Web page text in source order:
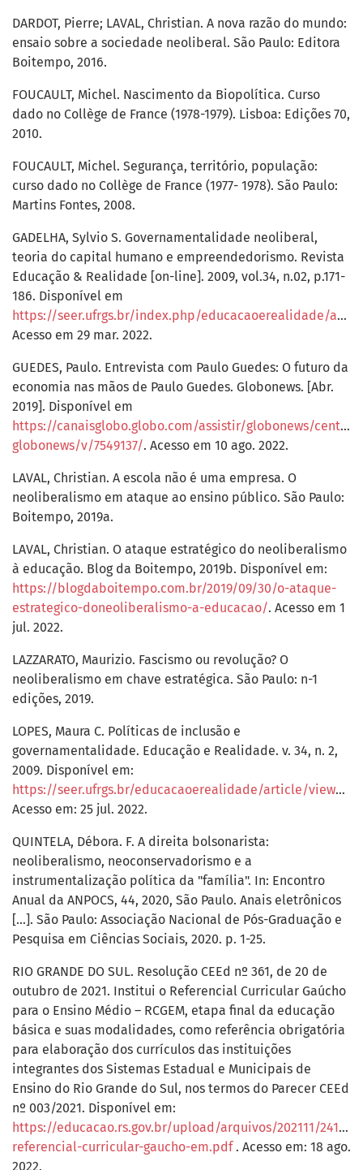
DARDOT, Pierre; LAVAL, Christian. A nova razão do mundo:
ensaio sobre a sociedade neoliberal. São Paulo: Editora
Boitempo, 2016.
FOUCAULT, Michel. Nascimento da Biopolítica. Curso
dado no Collège de France (1978-1979). Lisboa: Edições 70,
2010.
FOUCAULT, Michel. Segurança, território, população:
curso dado no Collège de France (1977- 1978). São Paulo:
Martins Fontes, 2008.
GADELHA, Sylvio S. Governamentalidade neoliberal,
teoria do capital humano e empreendedorismo. Revista
Educação & Realidade [on-line]. 2009, vol.34, n.02, p.171-
186. Disponível em
https://seer.ufrgs.br/index.php/educacaoerealidade/article/view/8299
Acesso em 29 mar. 2022.
GUEDES, Paulo. Entrevista com Paulo Guedes: O futuro da
economia nas mãos de Paulo Guedes. Globonews. [Abr.
2019]. Disponível em
https://canaisglobo.globo.com/assistir/globonews/central-
globonews/v/7549137/. Acesso em 10 ago. 2022.
LAVAL, Christian. A escola não é uma empresa. O
neoliberalismo em ataque ao ensino público. São Paulo:
Boitempo, 2019a.
LAVAL, Christian. O ataque estratégico do neoliberalismo
à educação. Blog da Boitempo, 2019b. Disponível em:
https://blogdaboitempo.com.br/2019/09/30/o-ataque-
estrategico-doneoliberalismo-a-educacao/. Acesso em 1
jul. 2022.
LAZZARATO, Maurizio. Fascismo ou revolução? O
neoliberalismo em chave estratégica. São Paulo: n-1
edições, 2019.
LOPES, Maura C. Políticas de inclusão e
governamentalidade. Educação e Realidade. v. 34, n. 2,
2009. Disponível em:
https://seer.ufrgs.br/educacaoerealidade/article/view/8297
Acesso em: 25 jul. 2022.
QUINTELA, Débora. F. A direita bolsonarista:
neoliberalismo, neoconservadorismo e a
instrumentalização política da "família". In: Encontro
Anual da ANPOCS, 44, 2020, São Paulo. Anais eletrônicos
[...]. São Paulo: Associação Nacional de Pós-Graduação e
Pesquisa em Ciências Sociais, 2020. p. 1-25.
RIO GRANDE DO SUL. Resolução CEEd nº 361, de 20 de
outubro de 2021. Institui o Referencial Curricular Gaúcho
para o Ensino Médio – RCGEM, etapa final da educação
básica e suas modalidades, como referência obrigatória
para elaboração dos currículos das instituições
integrantes dos Sistemas Estadual e Municipais de
Ensino do Rio Grande do Sul, nos termos do Parecer CEEd
nº 003/2021. Disponível em:
https://educacao.rs.gov.br/upload/arquivos/202111/
referencial-curricular-gaucho-em.pdf. Acesso em: 18 ago.
2022.